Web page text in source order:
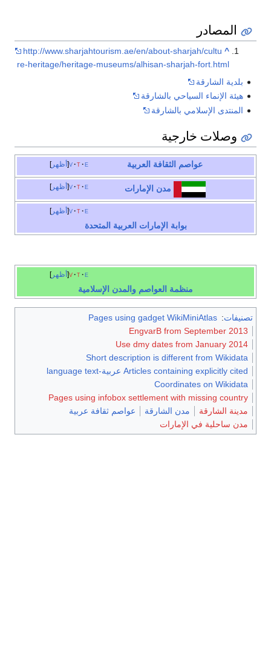
المصادر
^
http://www.sharjahtourism.ae/en/about-sharjah/cultu
re-heritage/heritage-museums/alhisan-sharjah-fort.html
بلدية الشارقة
هيئة الإنماء السياحي بالشارقة
المنتدى الإسلامي بالشارقة
وصلات خارجية
أظهر v t e عواصم الثقافة العربية
أظهر v t e مدن الإمارات
أظهر v t e
بوابة الإمارات العربية المتحدة
أظهر v t e
منظمة العواصم والمدن الإسلامية
تصنيفات:
Pages using gadget WikiMiniAtlas
EngvarB from September 2013
Use dmy dates from January 2014
Short description is different from Wikidata
Articles containing explicitly cited عربية-language text
Coordinates on Wikidata
Pages using infobox settlement with missing country
مدينة الشارقة
مدن الشارقة
عواصم ثقافة عربية
مدن ساحلية في الإمارات